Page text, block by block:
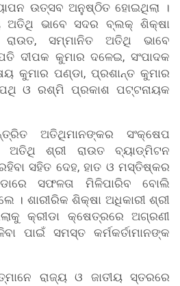
ଉତ୍ସବ ଅନୁଷ୍ଠିତ ହୋଇଥିଲା ।
ଭାବେ ସଦର ବ୍ଲକ୍ ଶିକ୍ଷା
ରାଉତ, ସମ୍ମାନିତ ଅତିଥି ଭାବେ
ଦୀପକ କୁମାର ଦଳେଇ, ସଂପାଦକ
କୁମାର ପଣ୍ଡା, ପ୍ରଶାନ୍ତ କୁମାର
ଓ ରଶ୍ମି ପ୍ରକାଶ ପଟ୍ଟନାୟକ
ଅତିଥିମାନଙ୍କର ସଂକ୍ଷେପ
ଶ୍ରୀ ରାଉତ ବ୍ୟାଡ୍ମିଟନ
ସହିତ ଦେହ, ହାତ ଓ ମସ୍ତିଷ୍କର
ସଫଳତା ମିଳିପାରିବ ବୋଲି
। ଶାରୀରିକ ଶିକ୍ଷା ଅଧିକାରୀ ଶ୍ରୀ
କ୍ରୀଡା କ୍ଷେତ୍ରରେ ଅଗ୍ରଣୀ
ପାଇଁ ସମସ୍ତ କର୍ମକର୍ତାମାନଙ୍କ
ରାଜ୍ୟ ଓ ଜାତୀୟ ସ୍ତରରେ